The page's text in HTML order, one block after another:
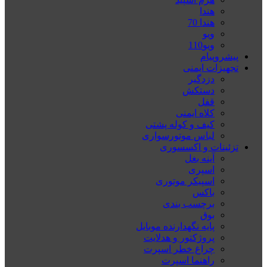
هندا
هندا 70
ویو
ویو110
پیشروپیام
تجهیزات ایمنی
دزدگیر
دستکش
قفل
کلاه ایمنی
کیف و کوله پشتی
لباس موتورسواری
تزئینات و اکسسوری
آینه بغل
اسپری
اسپیکر موتوری
باکس
برچسب بندی
بوق
پایه نگهدارنده موبایل
پروژکتور و هدلایت
چراغ خطر اسپرت
راهنما اسپرت